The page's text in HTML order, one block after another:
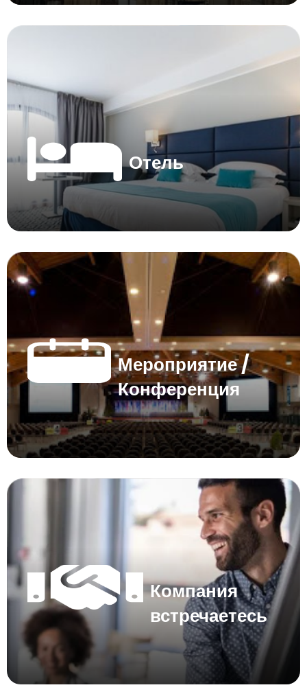
Отель
Мероприятие /
Конференция
Компания
встречаетесь